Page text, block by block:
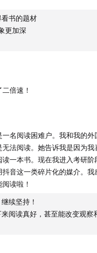
？阅读的性价比太低
际关系，说理逻辑关系
手
助系统
、藏书票
书的题材
更加深
倍速！
名阅读困难户。我和我的外
法阅读。她告诉我是因为
一本书。现在我进入考研
音这一类碎片化的媒介。
读啦！
续坚持！
阅读真好，甚至能改变观察